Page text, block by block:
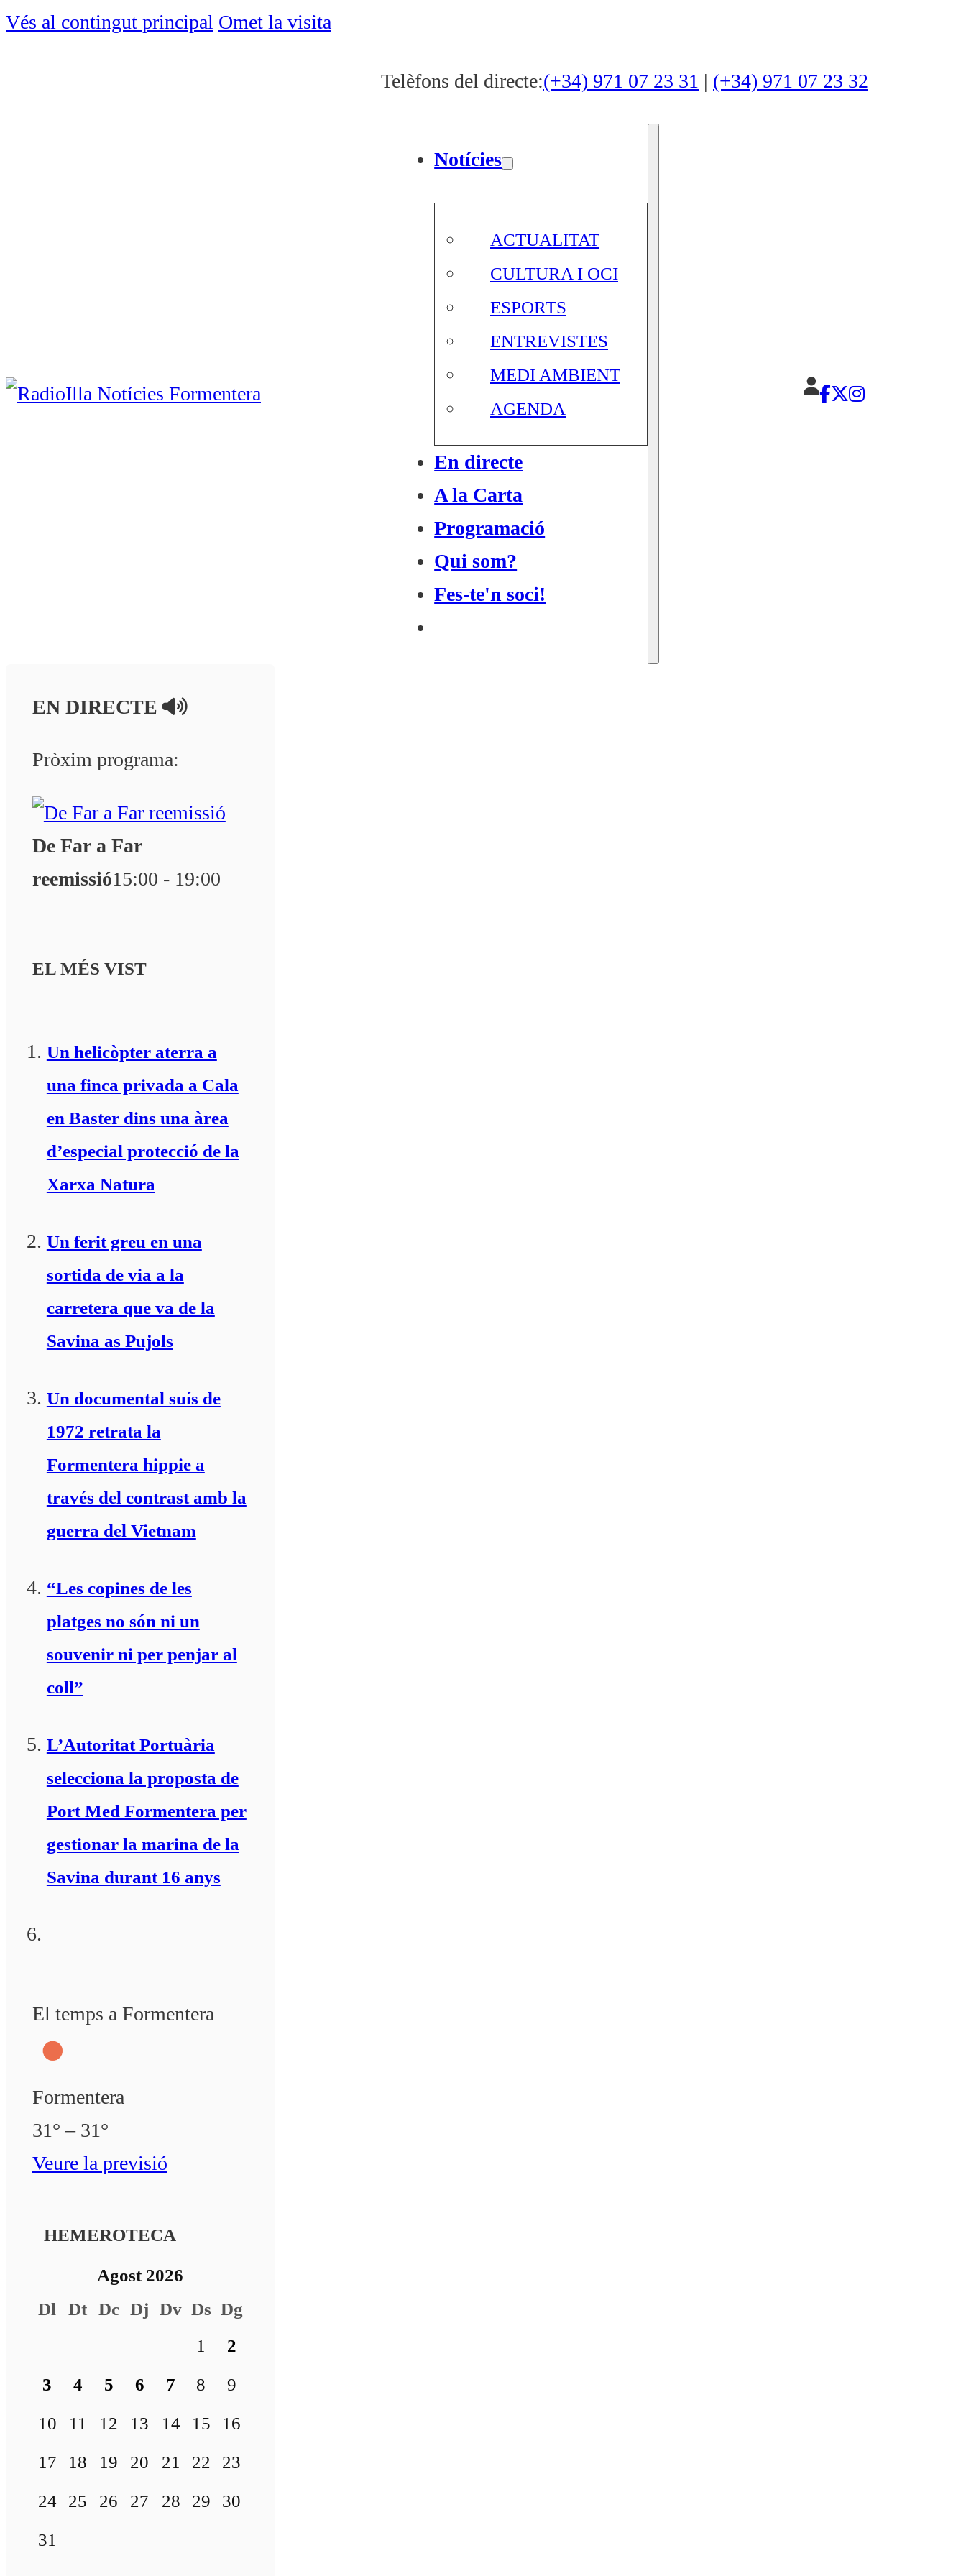
Vés al contingut principal Omet la visita
Telèfons del directe:(+34) 971 07 23 31 | (+34) 971 07 23 32
Notícies
ACTUALITAT
CULTURA I OCI
ESPORTS
ENTREVISTES
MEDI AMBIENT
AGENDA
En directe
A la Carta
Programació
Qui som?
Fes-te'n soci!
EN DIRECTE
Pròxim programa:
De Far a Far
reemissió15:00 - 19:00
EL MÉS VIST
Un helicòpter aterra a
una finca privada a Cala
en Baster dins una àrea
d’especial protecció de la
Xarxa Natura
Un ferit greu en una
sortida de via a la
carretera que va de la
Savina as Pujols
Un documental suís de
1972 retrata la
Formentera hippie a
través del contrast amb la
guerra del Vietnam
“Les copines de les
platges no són ni un
souvenir ni per penjar al
coll”
L’Autoritat Portuària
selecciona la proposta de
Port Med Formentera per
gestionar la marina de la
Savina durant 16 anys
El temps a Formentera
Formentera
31° – 31°
Veure la previsió
HEMEROTECA
Agost 2026
Dl
Dt Dc Dj Dv Ds Dg
1
2
3
4 5 6 7 8
9
10
11 12 13 14 15
16
17
18 19 20 21 22
23
24
25 26 27 28 29
30
31